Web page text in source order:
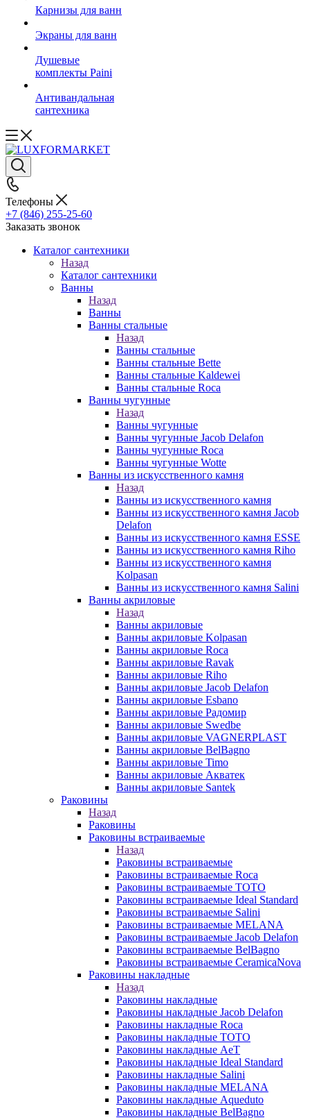
Карнизы для ванн
Экраны для ванн
Душевые
комплекты Paini
Антивандальная
сантехника
Телефоны
+7 (846) 255-25-60
Заказать звонок
Каталог сантехники
Назад
Каталог сантехники
Ванны
Назад
Ванны
Ванны стальные
Назад
Ванны стальные
Ванны стальные Bette
Ванны стальные Kaldewei
Ванны стальные Roca
Ванны чугунные
Назад
Ванны чугунные
Ванны чугунные Jacob Delafon
Ванны чугунные Roca
Ванны чугунные Wotte
Ванны из искусственного камня
Назад
Ванны из искусственного камня
Ванны из искусственного камня Jacob
Delafon
Ванны из искусственного камня ESSE
Ванны из искусственного камня Riho
Ванны из искусственного камня
Kolpasan
Ванны из искусственного камня Salini
Ванны акриловые
Назад
Ванны акриловые
Ванны акриловые Kolpasan
Ванны акриловые Roca
Ванны акриловые Ravak
Ванны акриловые Riho
Ванны акриловые Jacob Delafon
Ванны акриловые Esbano
Ванны акриловые Радомир
Ванны акриловые Swedbe
Ванны акриловые VAGNERPLAST
Ванны акриловые BelBagno
Ванны акриловые Timo
Ванны акриловые Акватек
Ванны акриловые Santek
Раковины
Назад
Раковины
Раковины встраиваемые
Назад
Раковины встраиваемые
Раковины встраиваемые Roca
Раковины встраиваемые TOTO
Раковины встраиваемые Ideal Standard
Раковины встраиваемые Salini
Раковины встраиваемые MELANA
Раковины встраиваемые Jacob Delafon
Раковины встраиваемые BelBagno
Раковины встраиваемые CeramicaNova
Раковины накладные
Назад
Раковины накладные
Раковины накладные Jacob Delafon
Раковины накладные Roca
Раковины накладные TOTO
Раковины накладные AeT
Раковины накладные Ideal Standard
Раковины накладные Salini
Раковины накладные MELANA
Раковины накладные Aqueduto
Раковины накладные BelBagno